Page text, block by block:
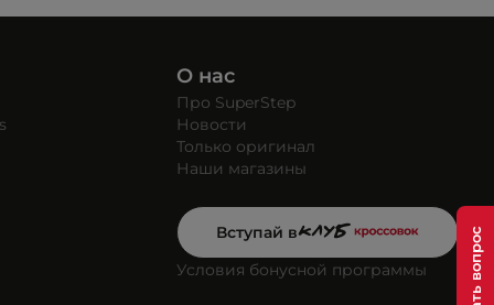
О нас
Про SuperStep
Новости
Только оригинал
Наши магазины
Вступай в
Условия бонусной программы